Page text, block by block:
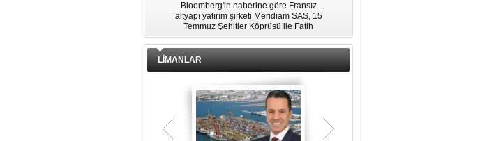
Bloomberg'in haberine göre Fransız
altyapı yatırım şirketi Meridiam SAS, 15
Temmuz Şehitler Köprüsü ile Fatih
Sultan Mehmet Köprüsü'nün
özelleştirilmesine yönelik ihaleyle
zamanda kendi yat limanı, helikopter
pisti ve seçkin villaları da içeren koca
LİMANLAR